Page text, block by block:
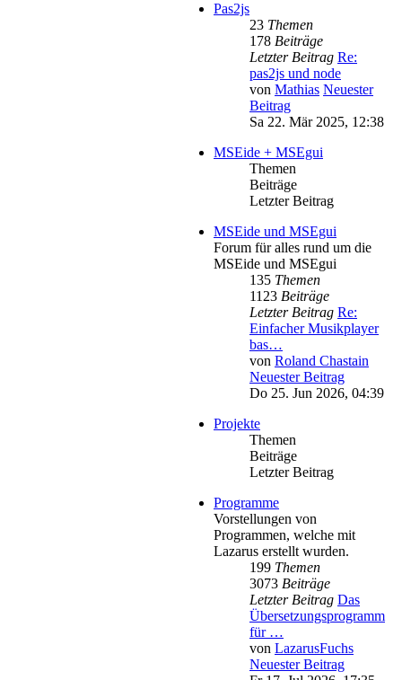
Pas2js
23 Themen
178 Beiträge
Letzter Beitrag Re:
pas2js und node
von Mathias Neuester
Beitrag
Sa 22. Mär 2025, 12:38
MSEide + MSEgui
Themen
Beiträge
Letzter Beitrag
MSEide und MSEgui
Forum für alles rund um die
MSEide und MSEgui
135 Themen
1123 Beiträge
Letzter Beitrag Re:
Einfacher Musikplayer
bas…
von Roland Chastain
Neuester Beitrag
Do 25. Jun 2026, 04:39
Projekte
Themen
Beiträge
Letzter Beitrag
Programme
Vorstellungen von
Programmen, welche mit
Lazarus erstellt wurden.
199 Themen
3073 Beiträge
Letzter Beitrag Das
Übersetzungsprogramm
für …
von LazarusFuchs
Neuester Beitrag